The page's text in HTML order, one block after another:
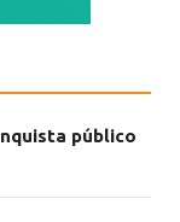
público